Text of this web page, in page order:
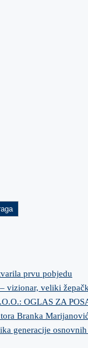
prvu pobjedu
vizionar, veliki
OGLAS ZA
Branka
generacije